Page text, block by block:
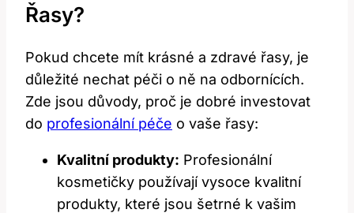
Řasy?
Pokud⁢ chcete​ mít krásné a zdravé řasy, je
důležité⁢ nechat ⁣péči o ně na odbornících.
Zde jsou důvody, proč je‍ dobré ⁣investovat
do profesionální péče o vaše řasy:
Kvalitní‌ produkty: Profesionální⁤
kosmetičky používají vysoce ‌kvalitní
produkty, které jsou ⁤šetrné k ‌vašim